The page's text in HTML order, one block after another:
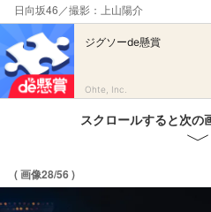
日向坂46／撮影：上山陽介
ジグソーde懸賞
Ohte, Inc.
スクロールすると次の
( 画像28/56 )